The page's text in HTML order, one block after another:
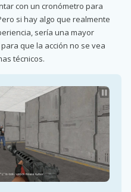
con un cronómetro para
si hay algo que realmente
sería una mayor
que la acción no se vea
técnicos.